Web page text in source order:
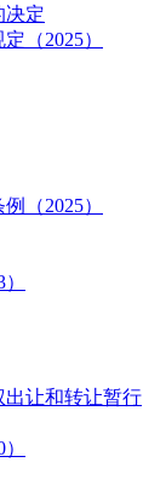
决定
（2025）
（2025）
让和转让暂行